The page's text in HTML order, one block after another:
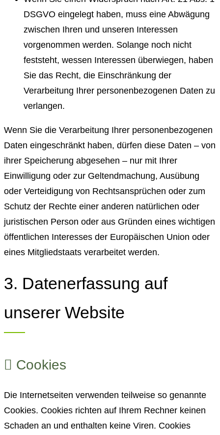
DSGVO eingelegt haben, muss eine Abwägung
zwischen Ihren und unseren Interessen
vorgenommen werden. Solange noch nicht
feststeht, wessen Interessen überwiegen, haben
Sie das Recht, die Einschränkung der
Verarbeitung Ihrer personenbezogenen Daten zu
verlangen.
Wenn Sie die Verarbeitung Ihrer personenbezogenen
Daten eingeschränkt haben, dürfen diese Daten – von
ihrer Speicherung abgesehen – nur mit Ihrer
Einwilligung oder zur Geltendmachung, Ausübung
oder Verteidigung von Rechtsansprüchen oder zum
Schutz der Rechte einer anderen natürlichen oder
juristischen Person oder aus Gründen eines wichtigen
öffentlichen Interesses der Europäischen Union oder
eines Mitgliedstaats verarbeitet werden.
3. Datenerfassung auf
unserer Website
Cookies
Die Internetseiten verwenden teilweise so genannte
Cookies. Cookies richten auf Ihrem Rechner keinen
Schaden an und enthalten keine Viren. Cookies